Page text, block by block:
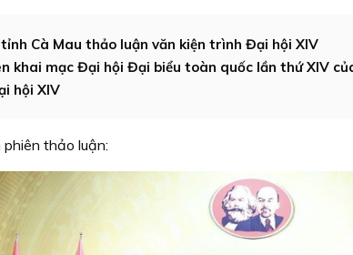
Cà Mau thảo luận văn kiện trình Đại hội XIV
khai mạc Đại hội Đại biểu toàn quốc lần thứ XIV
hội XIV
thảo luận: